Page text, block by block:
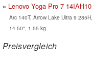
Lenovo Yoga Pro 7 14IAH10
Arc 140T, Arrow Lake Ultra 9 285H,
14.50", 1.55 kg
Preisvergleich